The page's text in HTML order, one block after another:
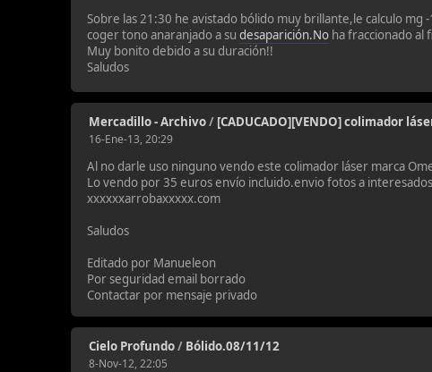
Sobre las 21:30 he avistado bólido muy brillante,le calculo
coger tono anaranjado a sudesaparición.No ha fraccionado al
Muy bonito debido a su duración!!
Saludos
Mercadillo - Archivo/ [CADUCADO][VENDO] colimador
16-Ene-13, 20:29
Al no darle uso ninguno vendo este colimador láser marca
Lo vendo por 35 euros envío incluido.envio fotos a
xxxxxxarrobaxxxxx.com
Saludos
Editado por Manueleon
Por seguridad email borrado
Contactar por mensaje privado
Cielo Profundo/ Bólido.08/11/12
8-Nov-12, 22:05